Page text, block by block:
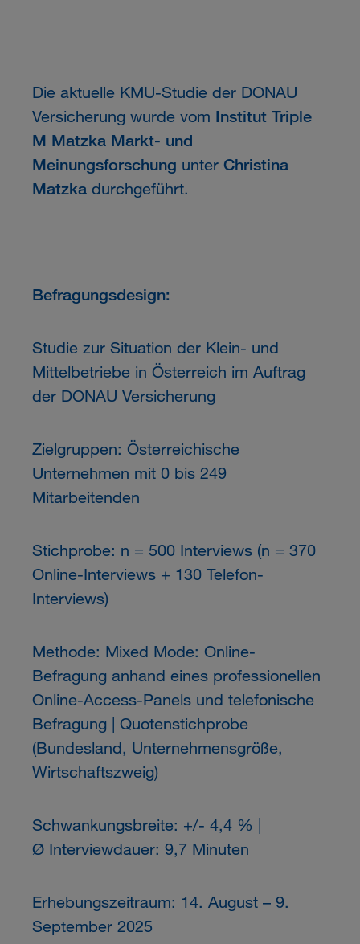
Die aktuelle KMU-Studie der DONAU
Versicherung wurde vom Institut Triple
M Matzka Markt- und
Meinungsforschung unter Christina
Matzka durchgeführt.
Befragungsdesign:
Studie zur Situation der Klein- und
Mittelbetriebe in Österreich im Auftrag
der DONAU Versicherung
Zielgruppen: Österreichische
Unternehmen mit 0 bis 249
Mitarbeitenden
Stichprobe: n = 500 Interviews (n = 370
Online-Interviews + 130 Telefon-
Interviews)
Methode: Mixed Mode: Online-
Befragung anhand eines professionellen
Online-Access-Panels und telefonische
Befragung | Quotenstichprobe
(Bundesland, Unternehmensgröße,
Wirtschaftszweig)
Schwankungsbreite: +/- 4,4 % |
Ø Interviewdauer: 9,7 Minuten
Erhebungszeitraum: 14. August – 9.
September 2025